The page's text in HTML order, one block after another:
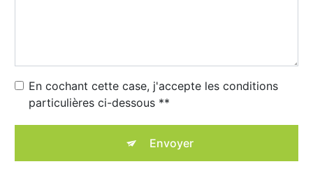
En cochant cette case, j'accepte les conditions
particulières ci-dessous **
Envoyer